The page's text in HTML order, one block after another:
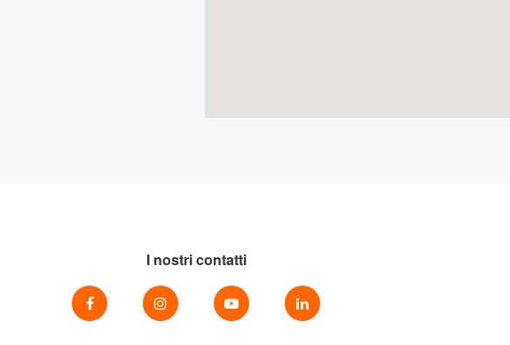
I nostri contatti